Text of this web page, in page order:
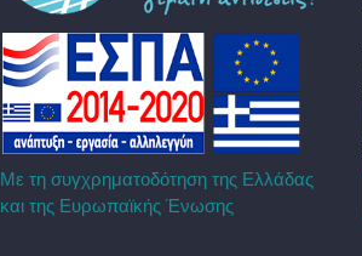
Με τη συγχρηματοδότηση της Ελλάδας
και της Ευρωπαϊκής Ένωσης